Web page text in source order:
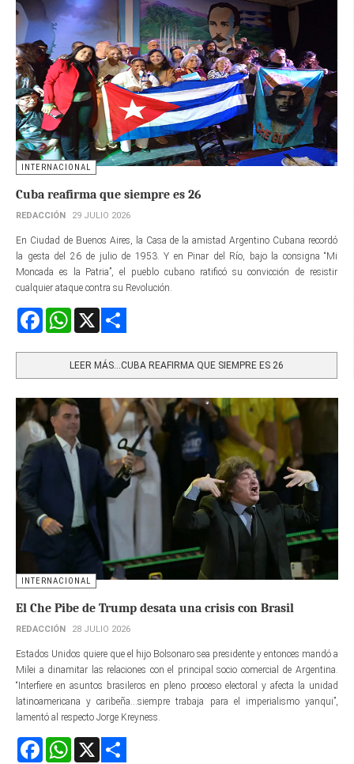
INTERNACIONAL
Cuba reafirma que siempre es 26
REDACCIÓN 29 JULIO 2026
En Ciudad de Buenos Aires, la Casa de la amistad Argentino Cubana recordó
la gesta del 26 de julio de 1953. Y en Pinar del Río, bajo la consigna “Mi
Moncada es la Patria”, el pueblo cubano ratificó su convicción de resistir
cualquier ataque contra su Revolución.
FacebookWhatsApp
LEER MÁS…CUBA REAFIRMA QUE SIEMPRE ES 26
INTERNACIONAL
El Che Pibe de Trump desata una crisis con Brasil
REDACCIÓN 28 JULIO 2026
Estados Unidos quiere que el hijo Bolsonaro sea presidente y entonces mandó a
Milei a dinamitar las relaciones con el principal socio comercial de Argentina.
“Interfiere en asuntos brasileros en pleno proceso electoral y afecta la unidad
latinoamericana y caribeña...siempre trabaja para el imperialismo yanqui”,
lamentó al respecto Jorge Kreyness.
FacebookWhatsApp